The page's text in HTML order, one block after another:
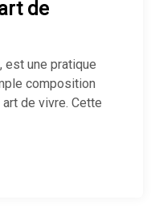
combles perdus :
et aides 2026
de
est une pratique
composition
de vivre. Cette